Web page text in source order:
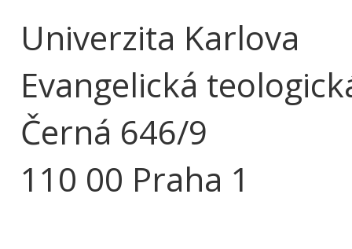
Univerzita Karlova
Evangelická
Černá 646/9
110 00 Praha 1